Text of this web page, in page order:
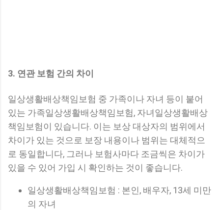
3. 연관 보험 간의 차이
일상생활배상책임보험 중 가족이나 자녀 등이 붙어
있는 가족일상생활배상책임보험, 자녀일상생활배상
책임보험이 있습니다. 이는 보상 대상자의 범위에서
차이가 있는 것으로 보장 내용이나 범위는 대체적으
로 동일합니다, 그러나 보험사마다 조금씩은 차이가
있을 수 있어 가입 시 확인하는 것이 좋습니다.
일상생활배상책임보험 : 본인, 배우자, 13세 미만
의 자녀